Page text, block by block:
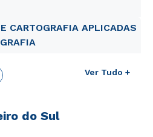
CARTOGRAFIA APLICADAS
Ver Tudo +
do Sul